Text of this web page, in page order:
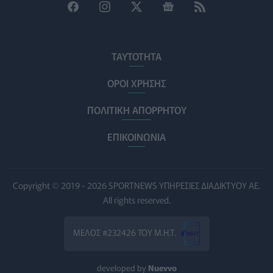
ΕΔΟΕΑΠ: Συστάσεις για τις επερχόμενες ζέστες -
Πότε πρέπει να απευθυνθούμε στον γιατρό μας
06/08/2026 - 14:17
Skin dysmorphia: Όταν η εμμονή με το «τέλειο» δέρμα
αποτελεί πρόβλημα ψυχικής υγείας
06/08/2026 - 14:00
PHARMA POLICY
Γιατί ξαναπαίρνουμε το χαμένο βάρος; Ο ρόλος του
βιολογικού προγραμματισμού μας
ΤΑΥΤΟΤΗΤΑ
ΟΡΟΙ ΧΡΗΣΗΣ
ΠΟΛΙΤΙΚΗ ΑΠΟΡΡΗΤΟΥ
ΕΠΙΚΟΙΝΩΝΙΑ
Copyright © 2019 - 2026 SPORTNEWS ΥΠΗΡΕΣΙΕΣ ΔΙΑΔΙΚΤΥΟΥ ΑΕ.
All rights reserved.
ΜΕΛΟΣ #232426 ΤΟΥ Μ.Η.Τ.
developed by Nuevvo